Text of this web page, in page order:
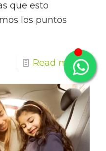
que esto
los puntos
Read more